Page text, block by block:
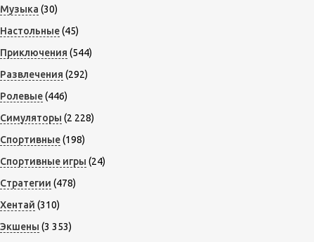
Музыка (30)
Настольные(45)
Приключения (544)
Развлечения (292)
Ролевые(446)
Симуляторы (2 228)
Спортивные(198)
Спортивные игры (24)
Стратегии (478)
Хентай (310)
Экшены (3 353)